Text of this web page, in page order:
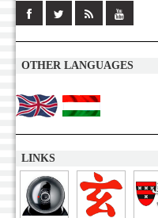
OTHER LANGUAGES
LINKS